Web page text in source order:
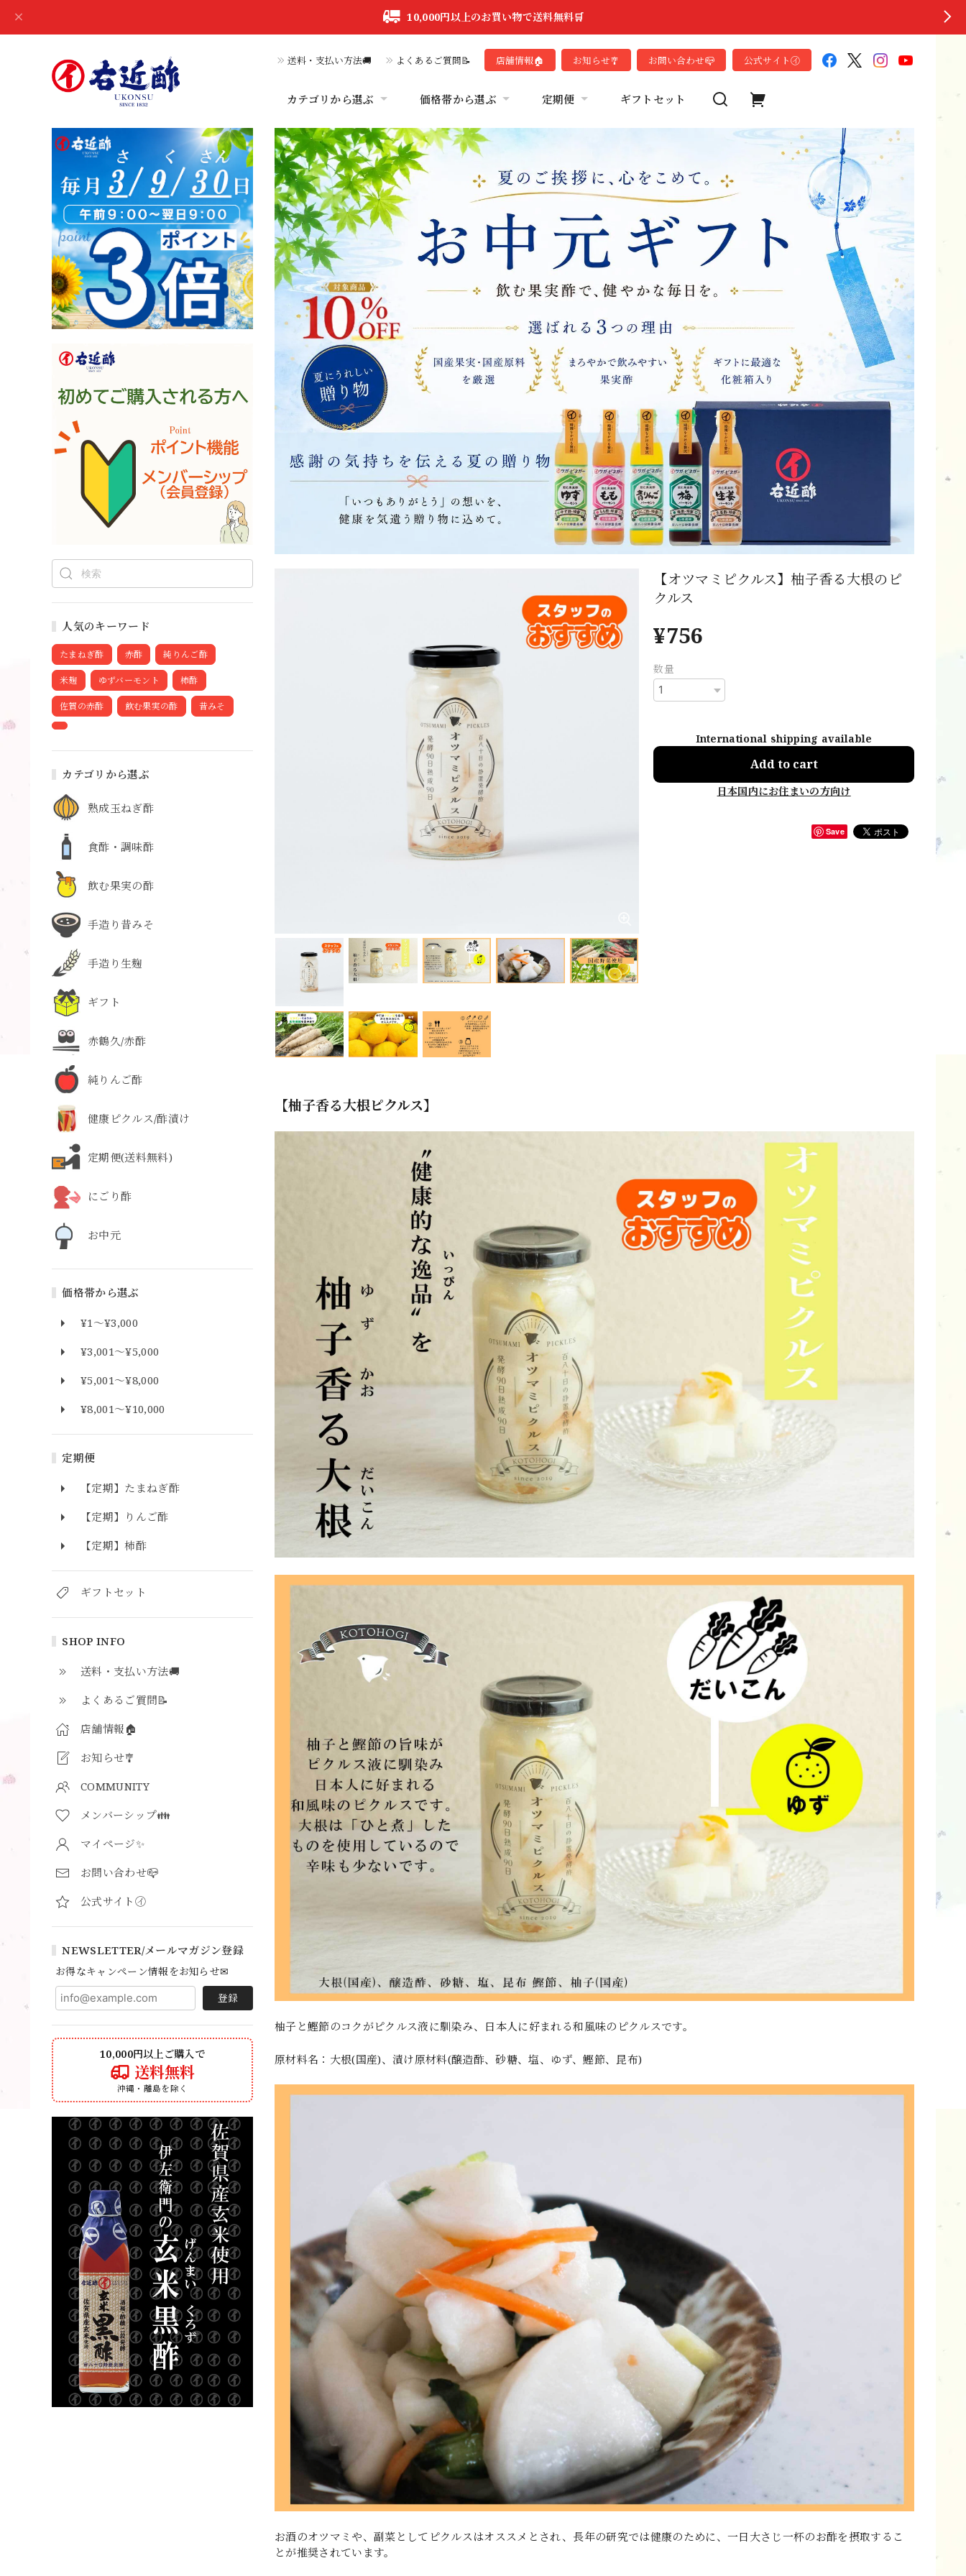
10,000円以上のお買い物で送料無料🛒
送料・支払い方法🚚 よくあるご質問📝 店舗情報🏠 お知らせ🎐 お問い合わせ📪 公式サイト㋑
カテゴリから選ぶ 価格帯から選ぶ 定期便 ギフトセット
人気のキーワード
たまねぎ酢 赤酢 純りんご酢
米麹 ゆずバーモント 柿酢
佐賀の赤酢 飲む果実の酢 昔みそ
カテゴリから選ぶ
熟成玉ねぎ酢
食酢・調味酢
飲む果実の酢
手造り昔みそ
手造り生麹
ギフト
赤鶴久/赤酢
純りんご酢
健康ピクルス/酢漬け
定期便(送料無料)
にごり酢
お中元
価格帯から選ぶ
¥1〜¥3,000
¥3,001〜¥5,000
¥5,001〜¥8,000
¥8,001〜¥10,000
定期便
【定期】たまねぎ酢
【定期】りんご酢
【定期】柿酢
ギフトセット
SHOP INFO
送料・支払い方法🚚
よくあるご質問📝
店舗情報🏠
お知らせ🎐
COMMUNITY
メンバーシップ👪
マイページ✨
お問い合わせ📪
公式サイト㋑
NEWSLETTER/メールマガジン登録
お得なキャンペーン情報をお知らせ✉
登録
10,000円以上ご購入で
送料無料
沖縄・離島を除く
【オツマミピクルス】柚子香る大根のピ
クルス
¥756
数量
International shipping available
Add to cart
日本国内にお住まいの方向け
Save
【柚子香る大根ピクルス】
柚子と鰹節のコクがピクルス液に馴染み、日本人に好まれる和風味のピクルスです。
原材料名：大根(国産)、漬け原材料(醸造酢、砂糖、塩、ゆず、鰹節、昆布)
お酒のオツマミや、副菜としてピクルスはオススメとされ、長年の研究では健康のために、一日大さじ一杯のお酢を摂取するこ
とが推奨されています。